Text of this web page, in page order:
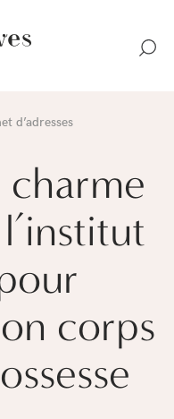
d’adresses
corps